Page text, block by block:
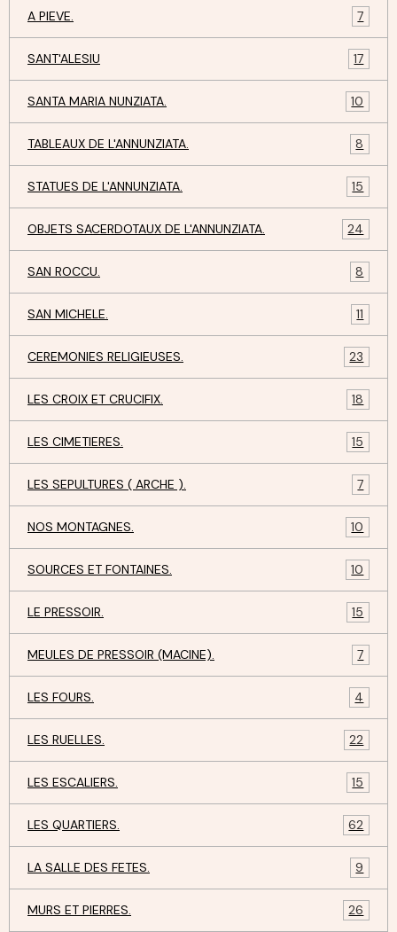
A PIEVE. 7
SANT'ALESIU 17
SANTA MARIA NUNZIATA. 10
TABLEAUX DE L'ANNUNZIATA. 8
STATUES DE L'ANNUNZIATA. 15
OBJETS SACERDOTAUX DE L'ANNUNZIATA. 24
SAN ROCCU. 8
SAN MICHELE. 11
CEREMONIES RELIGIEUSES. 23
LES CROIX ET CRUCIFIX. 18
LES CIMETIERES. 15
LES SEPULTURES ( ARCHE ). 7
NOS MONTAGNES. 10
SOURCES ET FONTAINES. 10
LE PRESSOIR. 15
MEULES DE PRESSOIR (MACINE). 7
LES FOURS. 4
LES RUELLES. 22
LES ESCALIERS. 15
LES QUARTIERS. 62
LA SALLE DES FETES. 9
MURS ET PIERRES. 26